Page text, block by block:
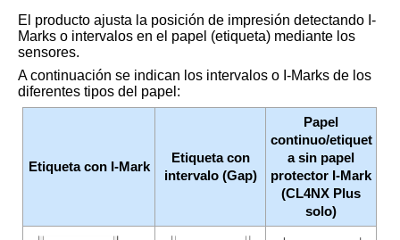
El producto ajusta la posición de impresión detectando I-
Marks o intervalos en el papel (etiqueta) mediante los
sensores.
A continuación se indican los intervalos o I-Marks de los
diferentes tipos del papel:
Etiqueta con I-Mark
Etiqueta con
intervalo (Gap)
Papel
continuo/etiquet
a sin papel
protector I-Mark
(CL4NX Plus
solo)